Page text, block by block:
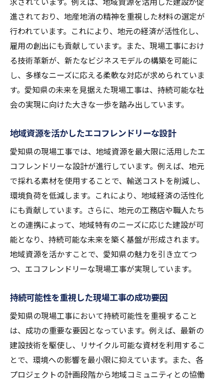
進されており、地産地消の精神を重視した材料の選定が
行われています。これにより、地元の経済が活性化し、
雇用の創出にも貢献しています。また、現場工事におけ
る技術革新が、新たなビジネスモデルの構築を可能に
し、多様なニーズに応える柔軟な対応が求められていま
す。愛知県の未来を見据えた現場工事は、持続可能な社
会の実現に向けた大きな一歩を踏み出しています。
地域資源を活かしたエコフレンドリーな設計
愛知県の現場工事では、地域資源を最大限に活用したエ
コフレンドリーな設計が進行しています。例えば、地元
で採れる素材を使用することで、輸送コストを削減し、
環境負荷を低減します。これにより、地域経済の活性化
にも貢献しています。さらに、地元の工務店や職人たち
との連携によって、地域特有のニーズに応じた建設が可
能となり、持続可能な未来を築く基盤が形成されます。
地域資源を活かすことで、愛知県の魅力を引き立てつ
つ、エコフレンドリーな現場工事が実現しています。
持続可能性を重視した現場工事の成功要因
愛知県の現場工事において持続可能性を重視すること
は、成功の重要な要因となっています。例えば、最新の
建設技術を駆使し、リサイクル可能な資材を利用するこ
とで、環境への影響を最小限に抑えています。また、各
プロジェクトの計画段階から地域コミュニティとの協働